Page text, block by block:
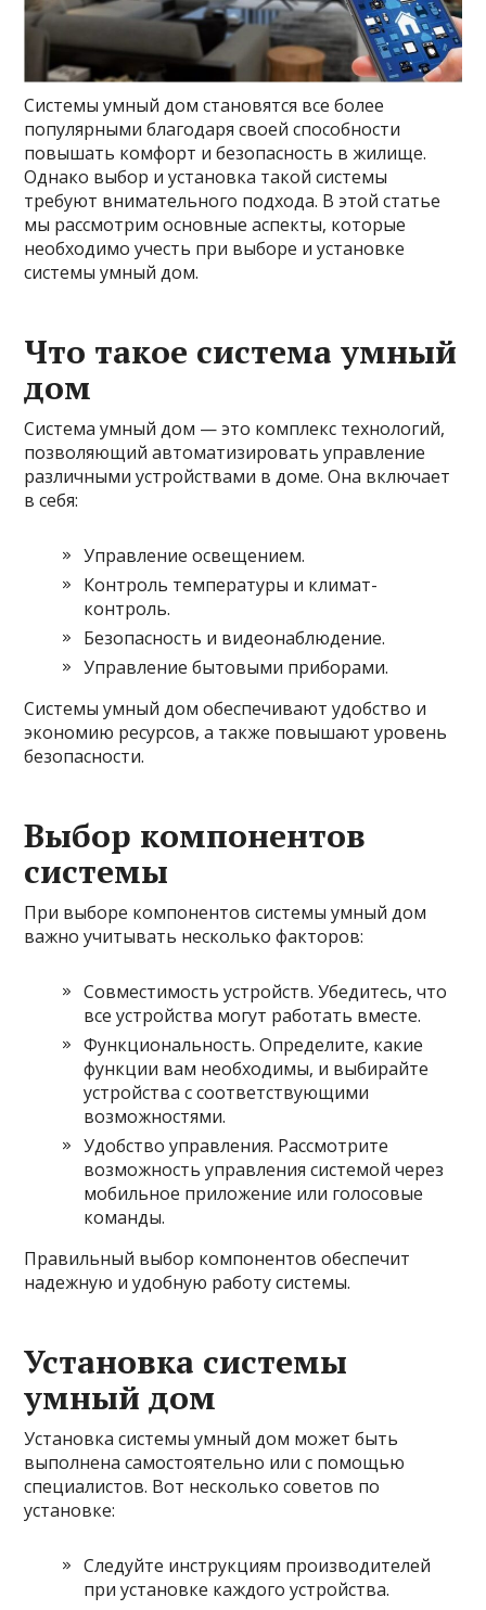
Системы умный дом становятся все более
популярными благодаря своей способности
повышать комфорт и безопасность в жилище.
Однако выбор и установка такой системы
требуют внимательного подхода. В этой статье
мы рассмотрим основные аспекты, которые
необходимо учесть при выборе и установке
системы умный дом.
Что такое система умный
дом
Система умный дом — это комплекс технологий,
позволяющий автоматизировать управление
различными устройствами в доме. Она включает
в себя:
Управление освещением.
Контроль температуры и климат-
контроль.
Безопасность и видеонаблюдение.
Управление бытовыми приборами.
Системы умный дом обеспечивают удобство и
экономию ресурсов, а также повышают уровень
безопасности.
Выбор компонентов
системы
При выборе компонентов системы умный дом
важно учитывать несколько факторов:
Совместимость устройств. Убедитесь, что
все устройства могут работать вместе.
Функциональность. Определите, какие
функции вам необходимы, и выбирайте
устройства с соответствующими
возможностями.
Удобство управления. Рассмотрите
возможность управления системой через
мобильное приложение или голосовые
команды.
Правильный выбор компонентов обеспечит
надежную и удобную работу системы.
Установка системы
умный дом
Установка системы умный дом может быть
выполнена самостоятельно или с помощью
специалистов. Вот несколько советов по
установке:
Следуйте инструкциям производителей
при установке каждого устройства.